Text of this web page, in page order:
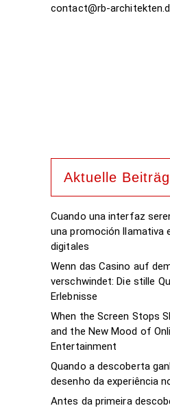
contact@rb-
Aktuelle
Cuando una interfaz
una promoción llamativa
digitales
Wenn das Casino auf
verschwindet: Die stille
Erlebnisse
When the Screen Stops
and the New Mood of
Entertainment
Quando a descoberta
desenho da experiência
Antes da primeira